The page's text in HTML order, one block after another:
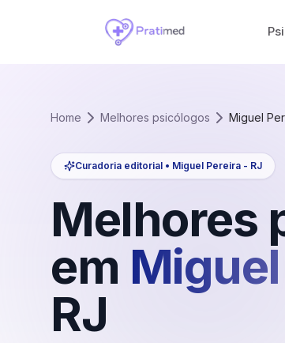
Home Melhores psicólogos Miguel
Curadoria editorial • Miguel Pereira - RJ
Melhores
em
RJ